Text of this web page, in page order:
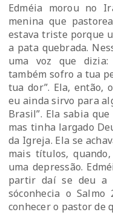
Edméia morou no
menina que
estava triste porque
a pata quebrada.
uma voz que
também sofro a tua
tua dor”. Ela, então,
eu ainda sirvo para
Brasil”. Ela sabia
mas tinha largado
da Igreja. Ela se
mais títulos,
uma depressão.
partir daí se deu a
sóconhecia o
conhecer o pastor de